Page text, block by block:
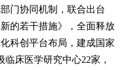
门协同机制，联合出台
的若干措施》，全面释放
科创平台布局，建成国家
床医学研究中心22家，